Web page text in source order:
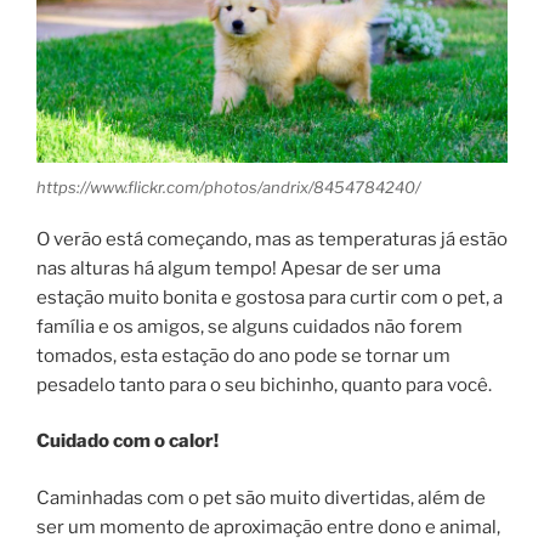
https://www.flickr.com/photos/andrix/8454784240/
O verão está começando, mas as temperaturas já estão
nas alturas há algum tempo! Apesar de ser uma
estação muito bonita e gostosa para curtir com o pet, a
família e os amigos, se alguns cuidados não forem
tomados, esta estação do ano pode se tornar um
pesadelo tanto para o seu bichinho, quanto para você.
Cuidado com o calor!
Caminhadas com o pet são muito divertidas, além de
ser um momento de aproximação entre dono e animal,